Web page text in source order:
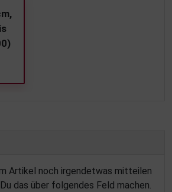
Artikel noch irgendetwas mitteilen
das über folgendes Feld machen.